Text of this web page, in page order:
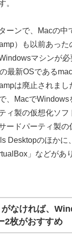
。
ーンで、Macの中
）も以前あった
マシンが
最新OSである
は廃止されま
、MacでWindows
ィ製の仮想化ソフ
ードパーティ製の
Desktopのほかに
」などがあ
なければ、
2枚がおすすめ